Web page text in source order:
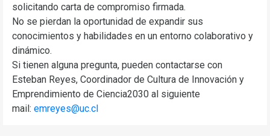
solicitando carta de compromiso firmada.
No se pierdan la oportunidad de expandir sus
conocimientos y habilidades en un entorno colaborativo y
dinámico.
Si tienen alguna pregunta, pueden contactarse con
Esteban Reyes, Coordinador de Cultura de Innovación y
Emprendimiento de Ciencia2030 al siguiente
mail: emreyes@uc.cl